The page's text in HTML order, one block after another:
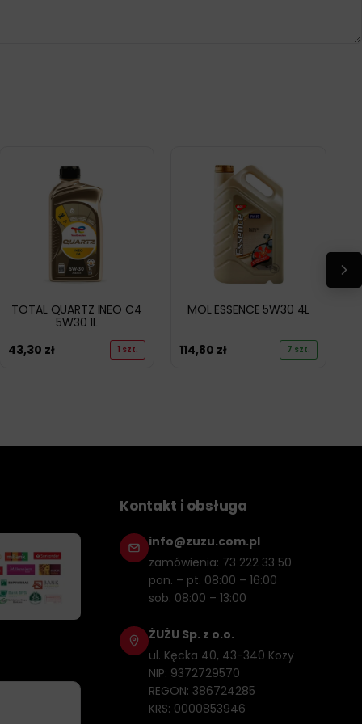
TOTAL QUARTZ INEO C4
5W30 1L
43,30 zł 1 szt.
MOL ESSENCE 5W30 4L
114,80 zł 7 szt.
Kontakt i obsługa
info@zuzu.com.pl
zamówienia: 73 222 33 50
pon. – pt. 08:00 – 16:00
sob. 08:00 – 13:00
ŻUŻU Sp. z o.o.
ul. Kęcka 40, 43-340 Kozy
NIP: 9372729570
REGON: 386724285
KRS: 0000853946